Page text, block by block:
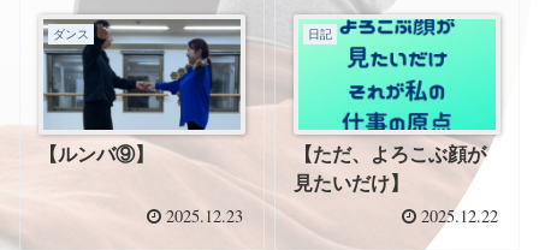
ダンス
【ルンバ⑨】
2025.12.23
日記
【ただ、よろこぶ顔が
見たいだけ】
2025.12.22